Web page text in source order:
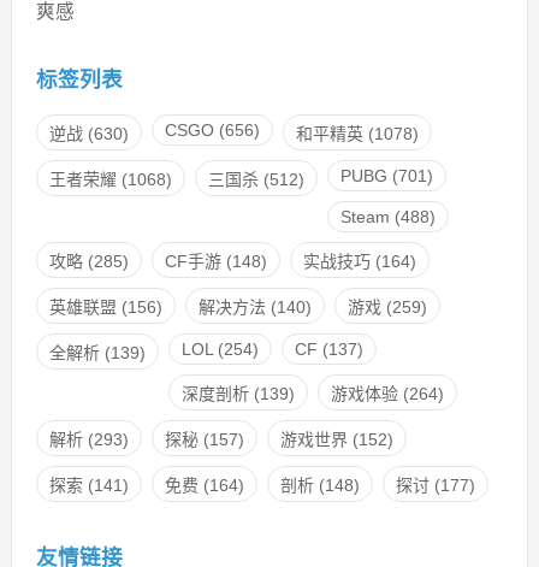
爽感
标签列表
逆战(630) CSGO(656) 和平精英(1078)
王者荣耀 (1068) 三国杀(512) PUBG (701)
Steam (488)
攻略(285) CF手游(148) 实战技巧(164)
英雄联盟 (156) 解决方法 (140) 游戏 (259)
全解析(139) LOL (254) CF (137)
深度剖析(139) 游戏体验(264)
解析(293) 探秘(157) 游戏世界(152)
探索 (141) 免费 (164) 剖析(148) 探讨(177)
友情链接